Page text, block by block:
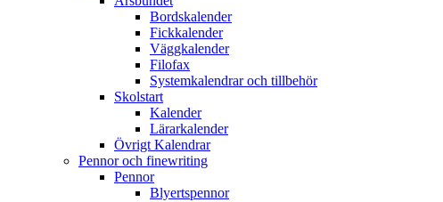
Bordskalender
Fickkalender
Väggkalender
Filofax
Systemkalendrar och tillbehör
Skolstart
Kalender
Lärarkalender
Övrigt Kalendrar
Pennor och finewriting
Pennor
Blyertspennor